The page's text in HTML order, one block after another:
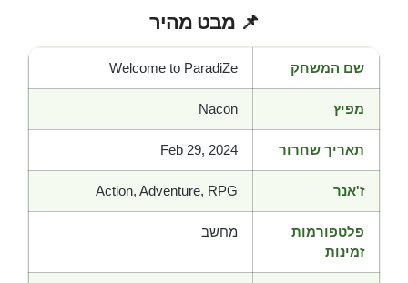
📌 מבט מהיר
שם המשחק Welcome to ParadiZe
מפיץ Nacon
תאריך שחרור Feb 29, 2024
ז'אנר Action, Adventure, RPG
פלטפורמות
זמינות
מחשב